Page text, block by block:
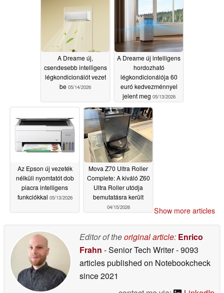
A Dreame új,
csendesebb intelligens
légkondicionálót vezet
be 05/14/2026
A Dreame új intelligens
hordozható
légkondicionálója 60
euró kedvezménnyel
jelent meg 05/13/2026
Az Epson új vezeték
nélküli nyomtatót dob
piacra intelligens
funkciókkal 05/13/2026
Mova Z70 Ultra Roller
Complete: A kiváló Z60
Ultra Roller utódja
bemutatásra került
04/15/2026 Show more articles
Editor of theoriginal article: Enrico
Frahn - Senior Tech Writer- 9093
articles published on Notebookcheck
since 2021